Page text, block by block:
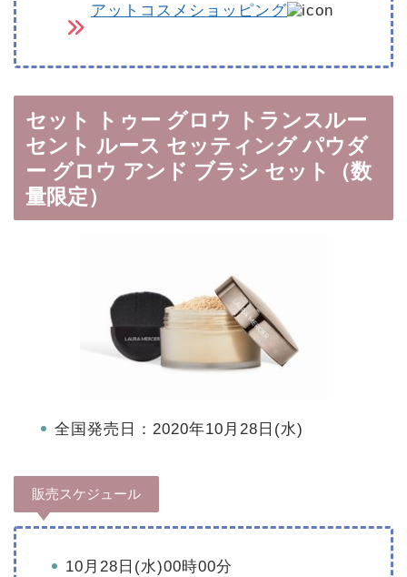
アットコスメショッピング
セット トゥー グロウ トランスルー
セント ルース セッティング パウダ
ー グロウ アンド ブラシ セット（数
量限定）
全国発売日：2020年10月28日(水)
販売スケジュール
10月28日(水)00時00分